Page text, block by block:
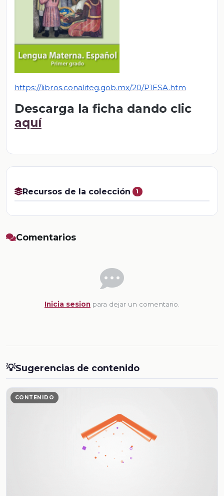
https://libros.conaliteg.gob.mx/20/P1ESA.htm
Descarga la ficha dando clic
aquí
Recursos de la colección 1
Comentarios
Inicia sesion para dejar un comentario.
💡Sugerencias de contenido
CONTENIDO